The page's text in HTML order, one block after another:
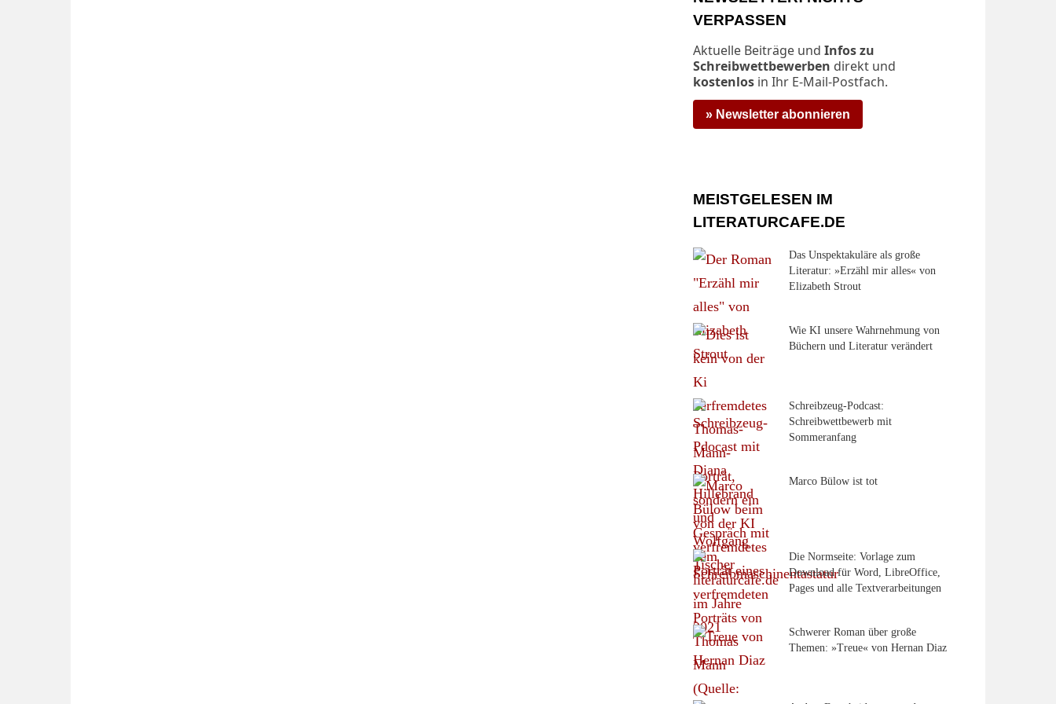
VERPASSEN
Aktuelle Beiträge und Infos zu
Schreibwettbewerben direkt und
kostenlos in Ihr E-Mail-Postfach.
» Newsletter abonnieren
MEISTGELESEN IM
LITERATURCAFE.DE
Das Unspektakuläre als große
Literatur: »Erzähl mir alles« von
Elizabeth Strout
Wie KI unsere Wahrnehmung von
Büchern und Literatur verändert
Schreibzeug-Podcast:
Schreibwettbewerb mit
Sommeranfang
Marco Bülow ist tot
Die Normseite: Vorlage zum
Download für Word, LibreOffice,
Pages und alle Textverarbeitungen
Schwerer Roman über große
Themen: »Treue« von Hernan Diaz